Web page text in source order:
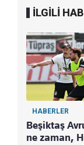
İLGİLİ
HABERLER
Beşiktaş
ne zaman,